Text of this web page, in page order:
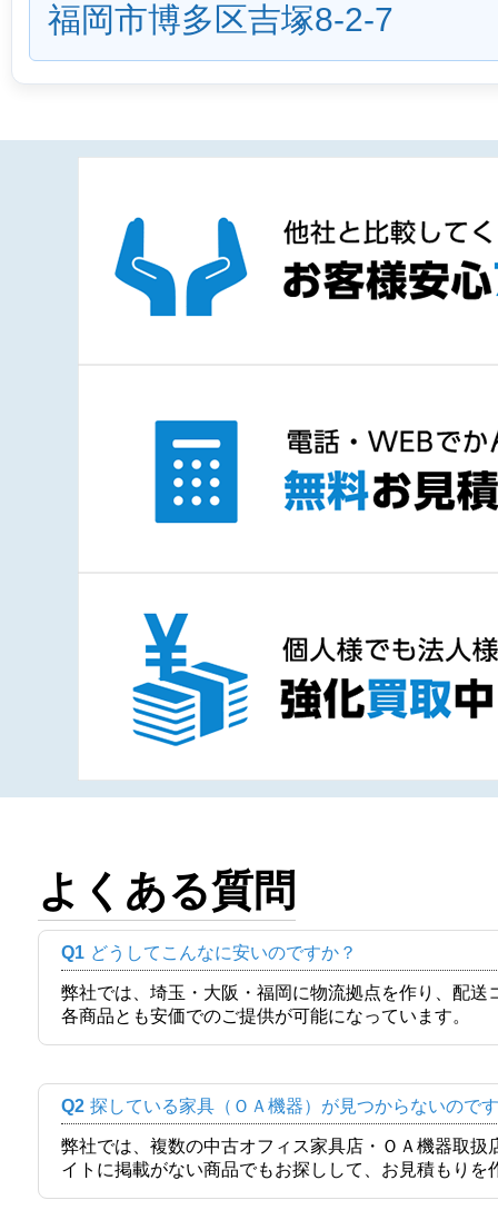
福岡市博多区吉塚8-2-7
よくある質問
Q1 どうしてこんなに安いのですか？
弊社では、埼玉・大阪・福岡に物流拠点を作り、配
各商品とも安価でのご提供が可能になっています。
Q2 探している家具（ＯＡ機器）が見つからないので
弊社では、複数の中古オフィス家具店・ＯＡ機器取
イトに掲載がない商品でもお探しして、お見積もりを